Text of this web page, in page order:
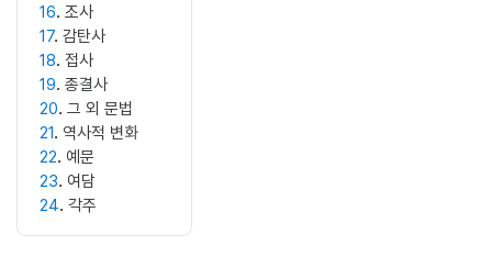
16 조사
17 감탄사
18 접사
19 종결사
20 그 외 문법
21 역사적 변화
22 예문
23 여담
24 각주